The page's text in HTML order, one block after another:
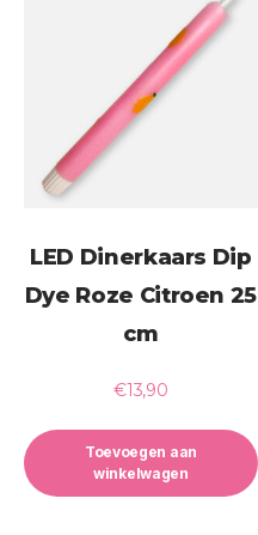
LED Dinerkaars Dip
Dye Roze Citroen 25
cm
€13,90
Toevoegen aan
winkelwagen